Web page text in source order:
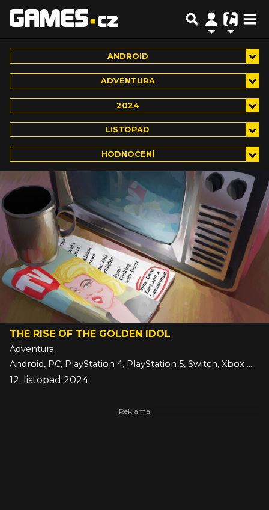
ANDROID
ADVENTURA
2024
LISTOPAD
HODNOCENÍ
THE RISE OF THE GOLDEN IDOL
Adventura
Android, PC, PlayStation 4, PlayStation 5, Switch, Xbox One, Xbox Series, iOS
12. listopad 2024